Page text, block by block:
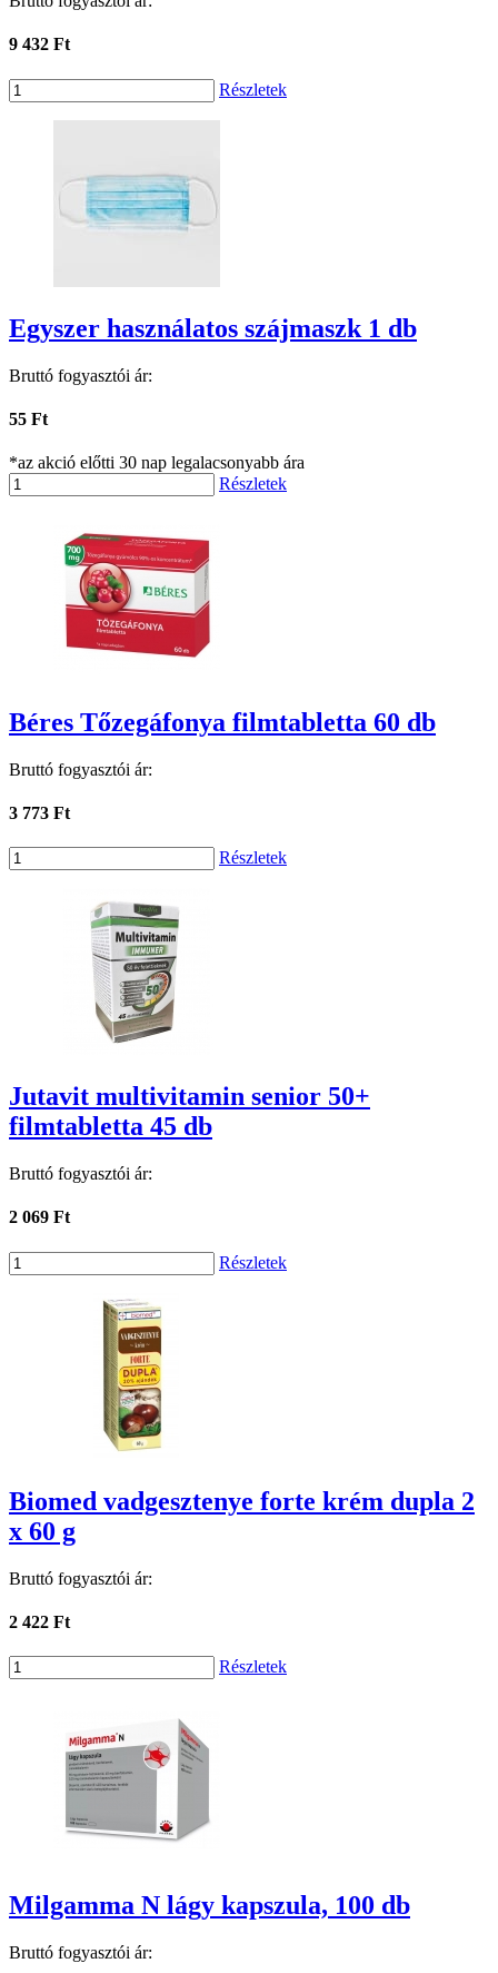
9 432 Ft
Részletek
Egyszer használatos szájmaszk 1 db
Bruttó fogyasztói ár:
55 Ft
*az akció előtti 30 nap legalacsonyabb ára
Részletek
Béres Tőzegáfonya filmtabletta 60 db
Bruttó fogyasztói ár:
3 773 Ft
Részletek
Jutavit multivitamin senior 50+
filmtabletta 45 db
Bruttó fogyasztói ár:
2 069 Ft
Részletek
Biomed vadgesztenye forte krém dupla 2
x 60 g
Bruttó fogyasztói ár:
2 422 Ft
Részletek
Milgamma N lágy kapszula, 100 db
Bruttó fogyasztói ár: